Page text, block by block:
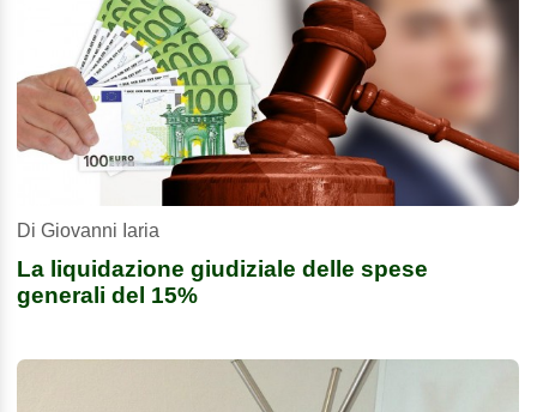
Di Giovanni Iaria
La liquidazione giudiziale delle spese
generali del 15%